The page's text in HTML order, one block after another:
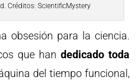
Créditos: ScientificMystery
obsesión para la ciencia.
que han dedicado toda
del tiempo funcional,